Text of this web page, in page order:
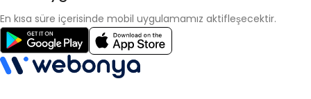
En kısa süre içerisinde mobil uygulamamız aktifleşecektir.